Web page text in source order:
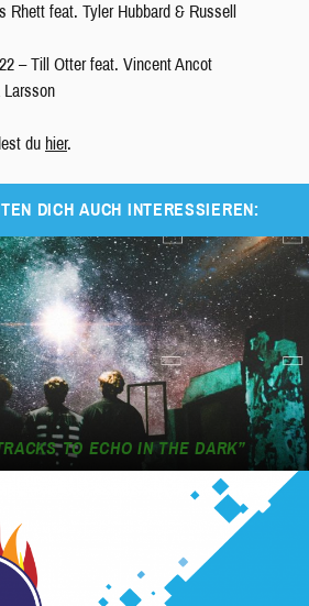
Rhett feat. Tyler Hubbard & Russell
– Till Otter feat. Vincent Ancot
Larsson
du hier.
DICH AUCH INTERESSIEREN:
TO ECHO IN THE DARK”